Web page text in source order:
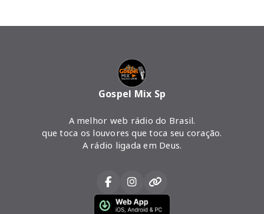
Gospel Mix Sp
A melhor web rádio do Brasil.
que toca os louvores que toca seu coração.
A rádio ligada em Deus.